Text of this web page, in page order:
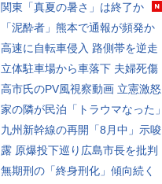
関東「真夏の暑さ」は終了か
「泥酔者」熊本で通報が頻発か
高速に自転車侵入 路側帯を逆走
立体駐車場から車落下 夫婦死傷
高市氏のPV風視察動画 立憲激怒
家の隣が民泊「トラウマなった」
九州新幹線の再開「8月中」示唆
露 原爆投下巡り広島市長を批判
無期刑の「終身刑化」傾向続く